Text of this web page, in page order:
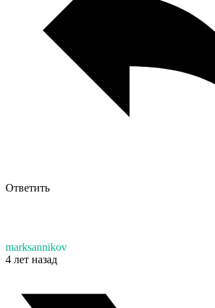
Ответить
marksannikov
4 лет назад